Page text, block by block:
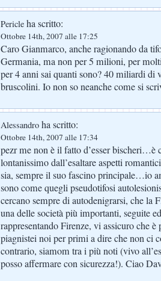
Pericle ha scritto:
Ottobre 14th, 2007 alle 17:25
Caro Gianmarco, anche ragionando da
Germania, ma non per 5 milioni, per
per 4 anni sai quanti sono? 40 miliardi di
bruscolini. Io non so neanche come si
Alessandro ha scritto:
Ottobre 14th, 2007 alle 17:34
pezr me non è il fatto d’esser bischeri…è
lontanissimo dall’esaltare aspetti
sia, sempre il suo fascino principale…io
sono come quegli pseudotifosi
cercano sempre di autodenigrarsi, che la
una delle società più importanti, seguite
rappresentando Firenze, vi assicuro che
piagnistei noi per primi a dire che non ci
contrario, siamom tra i più noti (vivo
posso affermare con sicurezza!). Ciao